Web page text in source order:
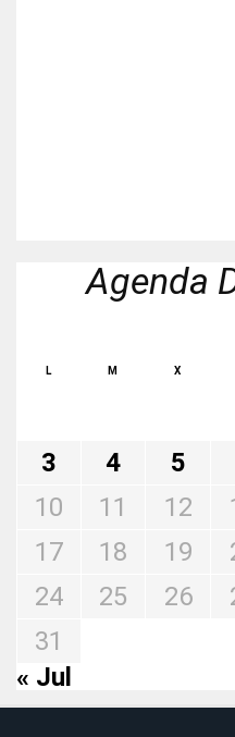
Agenda
L M X
3
4 5
10
11 12
17
18 19
24
25 26
31
« Jul